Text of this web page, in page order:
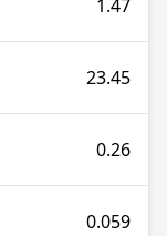
1.47
23.45
0.26
0.059